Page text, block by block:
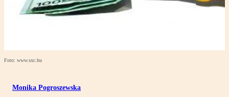
Foto: www.sxc.hu
Monika Pogroszewska